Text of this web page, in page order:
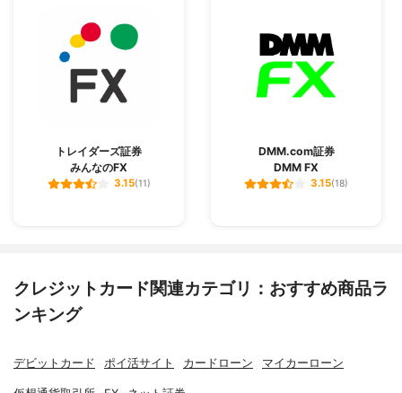
トレイダーズ証券
みんなのFX
3.15(11)
DMM.com証券
DMM FX
3.15(18)
クレジットカード関連カテゴリ：おすすめ商品ラ
ンキング
デビットカード ポイ活サイト カードローン マイカーローン